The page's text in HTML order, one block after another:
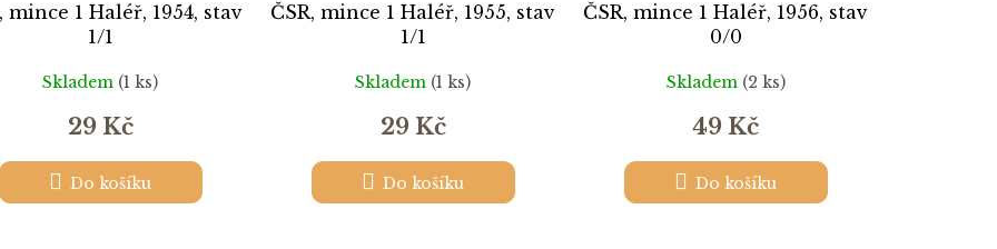
mince 1 Haléř, 1954, stav
1/1
Skladem (1 ks)
29 Kč
Do košíku
ČSR, mince 1 Haléř, 1955, stav
1/1
Skladem (1 ks)
29 Kč
Do košíku
ČSR, mince 1 Haléř, 1956, stav
0/0
Skladem (2 ks)
49 Kč
Do košíku